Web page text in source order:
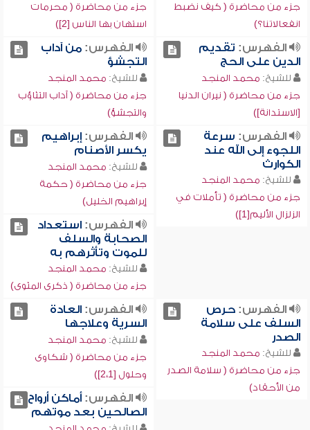
جزء من محاضرة ( كيف نضبط
انفعالاتنا؟)
جزء من محاضرة ( محرمات
استهان بها الناس [2])
الفهرس: تقديم
الدين على الحج
للشيخ: محمد المنجد
جزء من محاضرة ( نيران الدنيا
[الاستدانة])
الفهرس:من آداب
التجشؤ
للشيخ: محمد المنجد
جزء من محاضرة ( آداب التثاؤب
والتجشؤ)
الفهرس: سرعة
اللجوء إلى الله عند
الكوارث
للشيخ: محمد المنجد
جزء من محاضرة ( تأملات في
الزلزال الأليم[1])
الفهرس:إبراهيم
يكسر الأصنام
للشيخ: محمد المنجد
جزء من محاضرة ( حكمة
إبراهيم الخليل)
الفهرس:استعداد
الصحابة والسلف
للموت وتأثرهم به
للشيخ: محمد المنجد
جزء من محاضرة ( ذكرى المثوى)
الفهرس:حرص
السلف على سلامة
الصدر
للشيخ: محمد المنجد
جزء من محاضرة ( سلامة الصدر
من الأحقاد)
الفهرس:العادة
السرية وعلاجها
للشيخ: محمد المنجد
جزء من محاضرة ( شكاوى
وحلول [2،1])
الفهرس:أماكن أرواح
الصالحين بعد موتهم